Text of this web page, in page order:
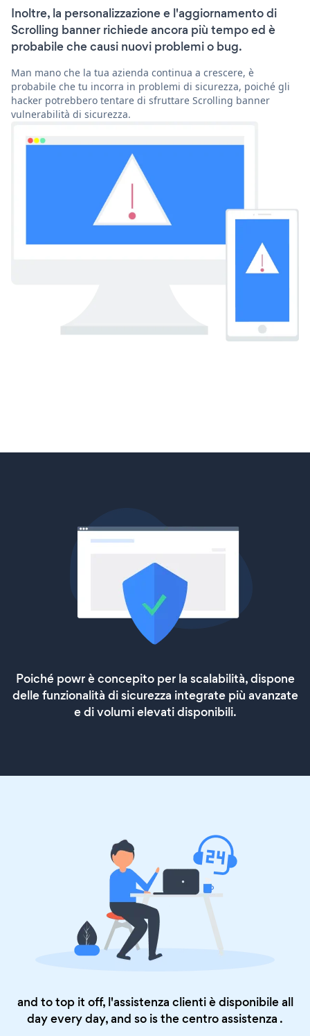
Inoltre, la personalizzazione e l'aggiornamento di
Scrolling banner richiede ancora più tempo ed è
probabile che causi nuovi problemi o bug.
Man mano che la tua azienda continua a crescere, è
probabile che tu incorra in problemi di sicurezza, poiché gli
hacker potrebbero tentare di sfruttare Scrolling banner
vulnerabilità di sicurezza.
Poiché powr è concepito per la scalabilità, dispone
delle funzionalità di sicurezza integrate più avanzate
e di volumi elevati disponibili.
and to top it off, l'assistenza clienti è disponibile all
day every day, and so is thecentro assistenza .